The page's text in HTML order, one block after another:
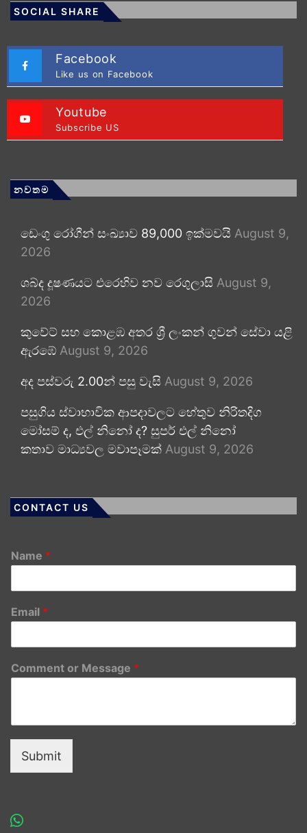
SOCIAL SHARE
Facebook
Like us on Facebook
Youtube
Subscribe US
නවතම
ඩෙංගු රෝගීන් සංඛ්‍යාව 89,000 ඉක්මවයි August 9,
2026
ශබ්ද දූෂණයට එරෙහිව නව රෙගුලාසි August 9,
2026
කුවේට් සහ කොළඹ අතර ශ්‍රී ලංකන් ගුවන් සේවා යළි
ඇරඹේ August 9, 2026
අද පස්වරු 2.00න් පසු වැසි August 9, 2026
පසුගිය ස්වාභාවික ආපදාවලට හේතුව නිරිතදිග
මෝසම් ද, එල් නිනෝ ද? සුපර් එල් නිනෝ
කතාව මාධ්‍යවල මවාපෑමක් August 9, 2026
CONTACT US
Name *
Email *
Comment or Message *
Submit